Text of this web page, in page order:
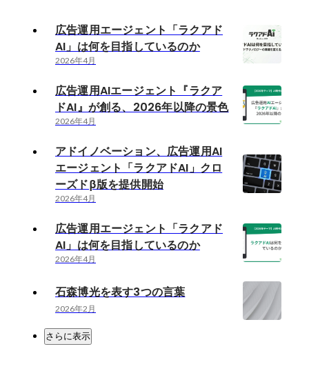
広告運用エージェント「ラクアド
AI」は何を目指しているのか
2026年4月
広告運用AIエージェント『ラクア
ドAI』が創る、2026年以降の景色
2026年4月
アドイノベーション、広告運用AI
エージェント「ラクアドAI」クロ
ーズドβ版を提供開始
2026年4月
広告運用エージェント「ラクアド
AI」は何を目指しているのか
2026年4月
石森博光を表す3つの言葉
2026年2月
さらに表示